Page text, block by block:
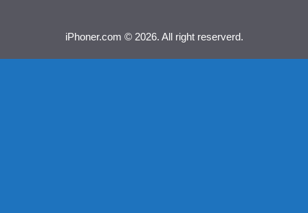
iPhoner.com © 2026. All right reserverd.